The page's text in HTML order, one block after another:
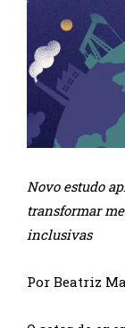
Novo estudo
transformar
inclusivas
Por Beatriz